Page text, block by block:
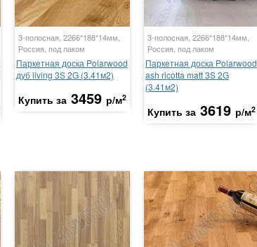
3-полосная, 2266*188*14мм,
Россия, под лаком
Паркетная доска Polarwood
дуб living 3S 2G (3.41м2)
Купить за 3459 р/м2
3-полосная, 2266*188*14мм,
Россия, под лаком
Паркетная доска Polarwood
ash ricotta matt 3S 2G
(3.41м2)
Купить за 3619 р/м2